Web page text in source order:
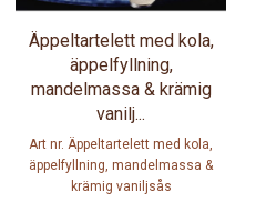
Äppeltartelett med kola,
äppelfyllning,
mandelmassa & krämig
vanilj...
Art nr. Äppeltartelett med kola,
äppelfyllning, mandelmassa &
krämig vaniljsås